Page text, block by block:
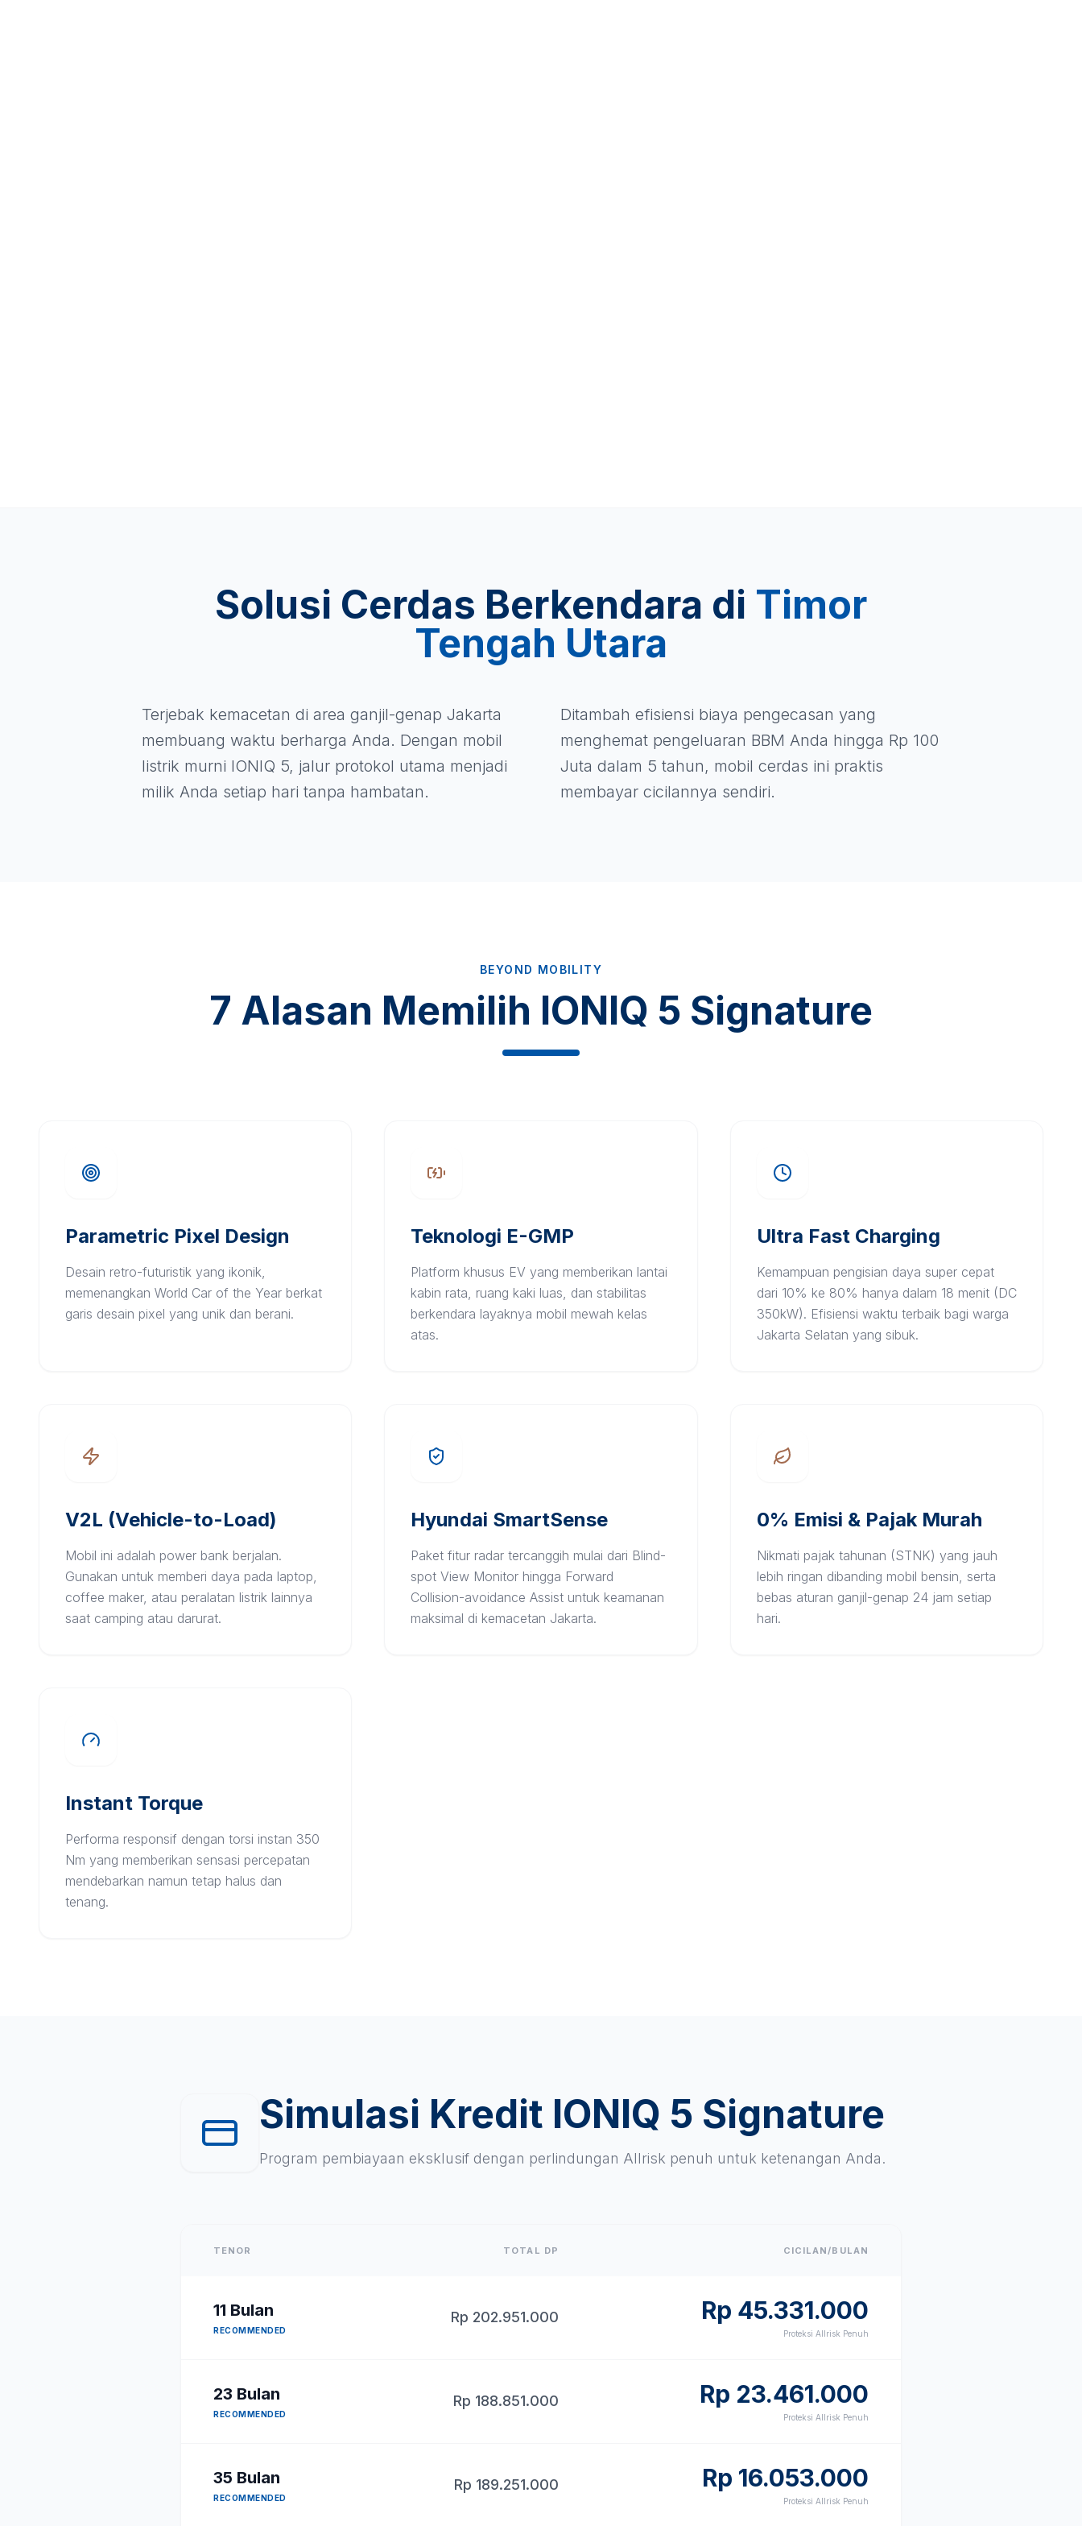
Solusi Cerdas Berkendara di Timor
Tengah Utara
Terjebak kemacetan di area ganjil-genap Jakarta
membuang waktu berharga Anda. Dengan mobil
listrik murni IONIQ 5, jalur protokol utama menjadi
milik Anda setiap hari tanpa hambatan.
Ditambah efisiensi biaya pengecasan yang
menghemat pengeluaran BBM Anda hingga Rp 100
Juta dalam 5 tahun, mobil cerdas ini praktis
membayar cicilannya sendiri.
BEYOND MOBILITY
7 Alasan Memilih IONIQ 5 Signature
Parametric Pixel Design
Desain retro-futuristik yang ikonik,
memenangkan World Car of the Year berkat
garis desain pixel yang unik dan berani.
Teknologi E-GMP
Platform khusus EV yang memberikan lantai
kabin rata, ruang kaki luas, dan stabilitas
berkendara layaknya mobil mewah kelas
atas.
Ultra Fast Charging
Kemampuan pengisian daya super cepat
dari 10% ke 80% hanya dalam 18 menit (DC
350kW). Efisiensi waktu terbaik bagi warga
Jakarta Selatan yang sibuk.
V2L (Vehicle-to-Load)
Mobil ini adalah power bank berjalan.
Gunakan untuk memberi daya pada laptop,
coffee maker, atau peralatan listrik lainnya
saat camping atau darurat.
Hyundai SmartSense
Paket fitur radar tercanggih mulai dari Blind-
spot View Monitor hingga Forward
Collision-avoidance Assist untuk keamanan
maksimal di kemacetan Jakarta.
0% Emisi & Pajak Murah
Nikmati pajak tahunan (STNK) yang jauh
lebih ringan dibanding mobil bensin, serta
bebas aturan ganjil-genap 24 jam setiap
hari.
Instant Torque
Performa responsif dengan torsi instan 350
Nm yang memberikan sensasi percepatan
mendebarkan namun tetap halus dan
tenang.
Simulasi Kredit IONIQ 5 Signature
Program pembiayaan eksklusif dengan perlindungan Allrisk penuh untuk ketenangan Anda.
TENOR TOTAL DP CICILAN/BULAN
11 Bulan
RECOMMENDED
Rp 202.951.000 Rp 45.331.000
Proteksi Allrisk Penuh
23 Bulan
RECOMMENDED
Rp 188.851.000 Rp 23.461.000
Proteksi Allrisk Penuh
35 Bulan
RECOMMENDED
Rp 189.251.000 Rp 16.053.000
Proteksi Allrisk Penuh